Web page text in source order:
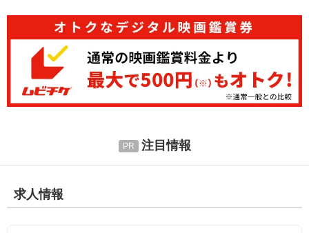
注目情報
求人情報